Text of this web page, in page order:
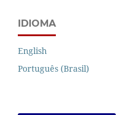
IDIOMA
English
Português (Brasil)